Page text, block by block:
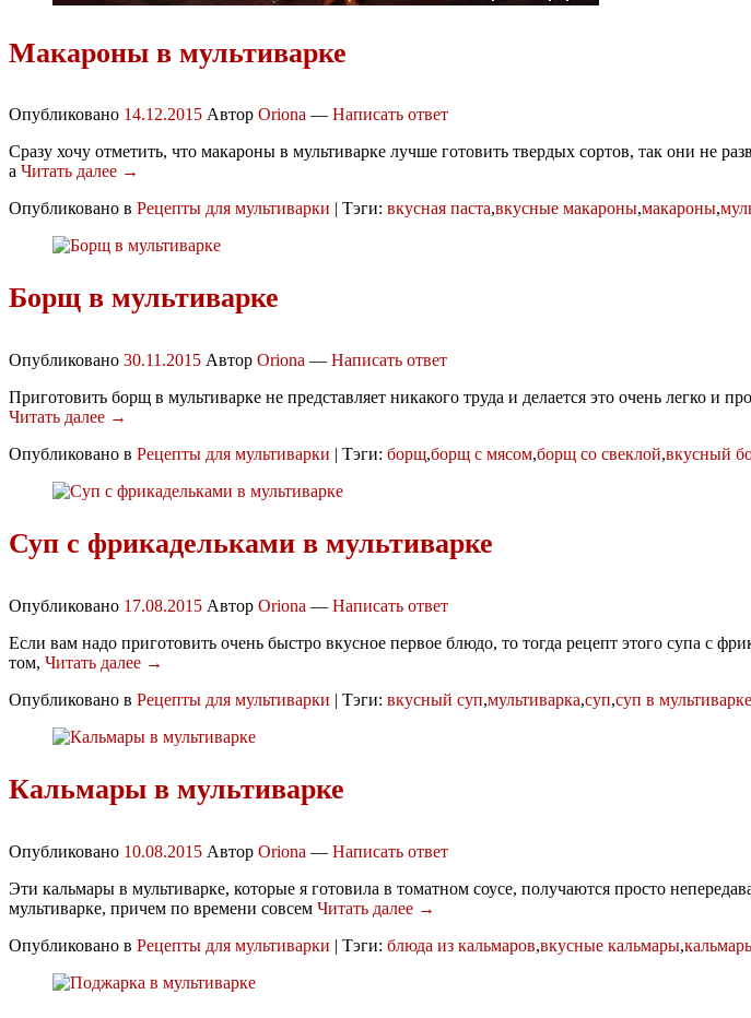
Макароны в мультиварке
Опубликовано 14.12.2015 Автор Oriona — Написать ответ
Сразу хочу отметить, что макароны в мультиварке лучше готовить твердых сортов, так они не
а Читать далее →
Опубликовано в Рецепты для мультиварки | Тэги: вкусная паста,вкусные макароны,макароны,
Борщ в мультиварке
Опубликовано 30.11.2015 Автор Oriona — Написать ответ
Приготовить борщ в мультиварке не представляет никакого труда и делается это очень легко и
Читать далее →
Опубликовано в Рецепты для мультиварки | Тэги: борщ,борщ с мясом,борщ со свеклой,вкусный
Суп с фрикадельками в мультиварке
Опубликовано 17.08.2015 Автор Oriona — Написать ответ
Если вам надо приготовить очень быстро вкусное первое блюдо, то тогда рецепт этого супа с
том, Читать далее →
Опубликовано в Рецепты для мультиварки | Тэги: вкусный суп,мультиварка,суп,суп в мультиварке
Кальмары в мультиварке
Опубликовано 10.08.2015 Автор Oriona — Написать ответ
Эти кальмары в мультиварке, которые я готовила в томатном соусе, получаются просто
мультиварке, причем по времени совсем Читать далее →
Опубликовано в Рецепты для мультиварки | Тэги: блюда из кальмаров,вкусные кальмары,